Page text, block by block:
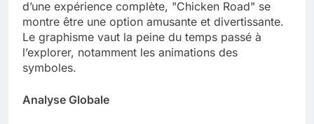
d’une expérience complète, "Chicken Road" se
montre être une option amusante et divertissante.
Le graphisme vaut la peine du temps passé à
l’explorer, notamment les animations des
symboles.
Analyse Globale